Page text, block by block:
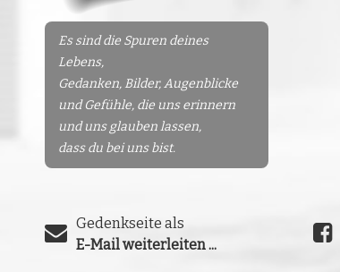
Es sind die Spuren deines
Lebens,
Gedanken, Bilder, Augenblicke
und Gefühle, die uns erinnern
und uns glauben lassen,
dass du bei uns bist.
Gedenkseite als
E-Mail weiterleiten ...